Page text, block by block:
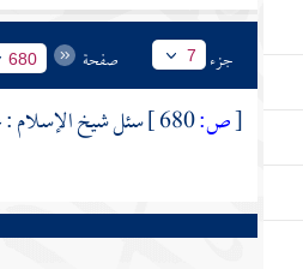
جزء 7 صفحة 680
[ص: سئل شيخ الإسلام